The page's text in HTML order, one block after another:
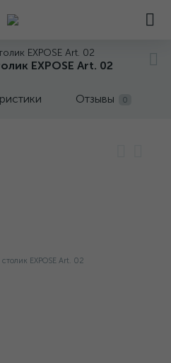
EXPOSE Art. 02
EXPOSE Art. 02
Отзывы 0